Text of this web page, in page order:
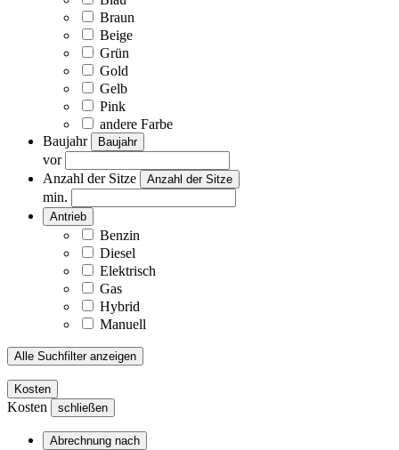
Braun
Beige
Grün
Gold
Gelb
Pink
andere Farbe
Baujahr
Baujahr
vor
Anzahl der Sitze
Anzahl der Sitze
min.
Antrieb
Benzin
Diesel
Elektrisch
Gas
Hybrid
Manuell
Alle Suchfilter anzeigen
Kosten
Kosten schließen
Abrechnung nach